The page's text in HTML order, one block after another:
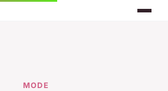
MODE